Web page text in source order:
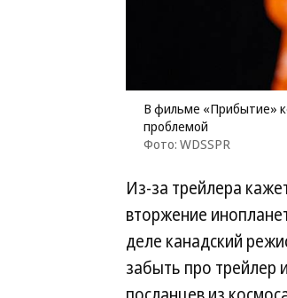
В фильме «Прибытие»
проблемой
Фото: WDSSPR
Из-за трейлера
вторжение
деле канадский
забыть про трейлер